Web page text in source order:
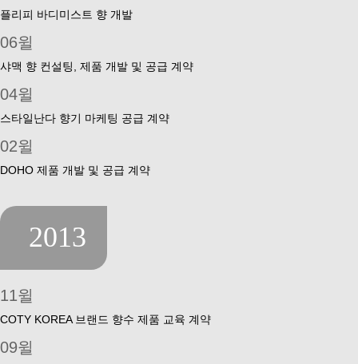
플리피 바디미스트 향 개발
06윌
샤맥 향 컨설팅, 제품 개발 및 공급 계약
04윌
스타일난다 향기 마케팅 공급 계약
02윌
DOHO 제품 개발 및 공급 계약
2013
11윌
COTY KOREA 브랜드 향수 제품 교육 계약
09윌